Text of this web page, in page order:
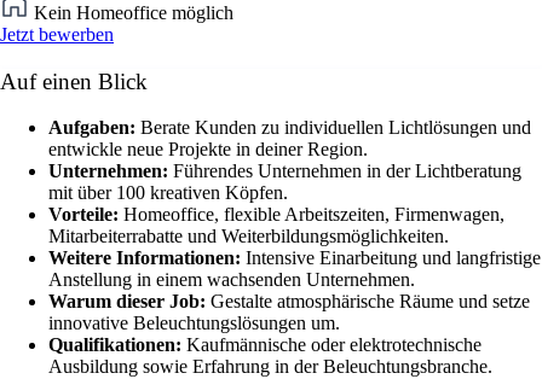
Kein Homeoffice möglich
Jetzt bewerben
Auf einen Blick
Aufgaben: Berate Kunden zu individuellen Lichtlösungen und
entwickle neue Projekte in deiner Region.
Unternehmen: Führendes Unternehmen in der Lichtberatung
mit über 100 kreativen Köpfen.
Vorteile: Homeoffice, flexible Arbeitszeiten, Firmenwagen,
Mitarbeiterrabatte und Weiterbildungsmöglichkeiten.
Weitere Informationen: Intensive Einarbeitung und langfristige
Anstellung in einem wachsenden Unternehmen.
Warum dieser Job: Gestalte atmosphärische Räume und setze
innovative Beleuchtungslösungen um.
Qualifikationen: Kaufmännische oder elektrotechnische
Ausbildung sowie Erfahrung in der Beleuchtungsbranche.